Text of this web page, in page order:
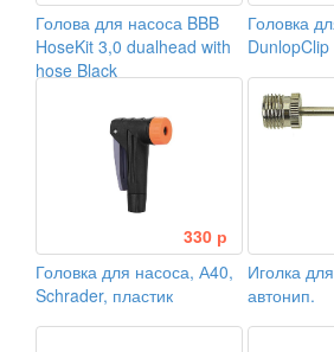
Голова для насоса BBB
HoseKit 3,0 dualhead with
hose Black
Головка
DunlopClip
330 р
Головка для насоса, А40,
Schrader, пластик
Иголка
автонип.